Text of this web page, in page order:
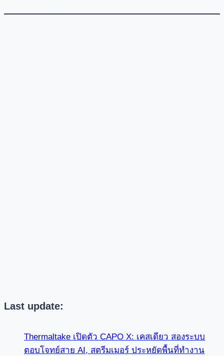
Last update:
Thermaltake เปิดตัว CAPO X: เคสเดียว สองระบบ
ตอบโจทย์สาย AI, สตรีมเมอร์ ประหยัดพื้นที่ทำงาน